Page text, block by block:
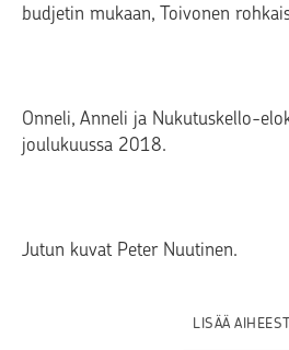
budjetin mukaan, Toivonen
Onneli, Anneli ja Nukutuskello-
joulukuussa 2018.
Jutun kuvat Peter Nuutinen.
LISÄÄ